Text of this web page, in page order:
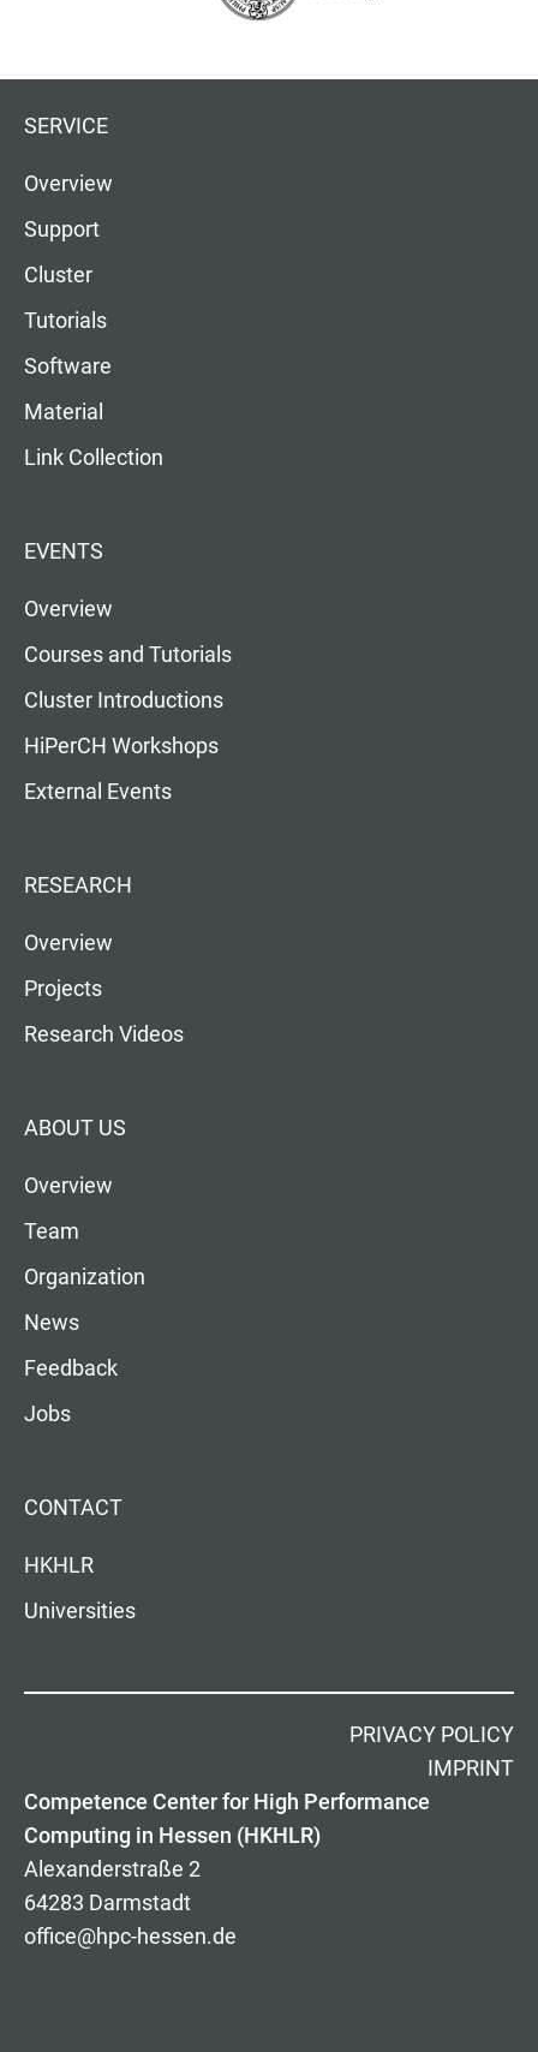
SERVICE
Overview
Support
Cluster
Tutorials
Software
Material
Link Collection
EVENTS
Overview
Courses and Tutorials
Cluster Introductions
HiPerCH Workshops
External Events
RESEARCH
Overview
Projects
Research Videos
ABOUT US
Overview
Team
Organization
News
Feedback
Jobs
CONTACT
HKHLR
Universities
PRIVACY POLICY
IMPRINT
Competence Center for High Performance
Computing in Hessen (HKHLR)
Alexanderstraße 2
64283 Darmstadt
office@hpc-hessen.de